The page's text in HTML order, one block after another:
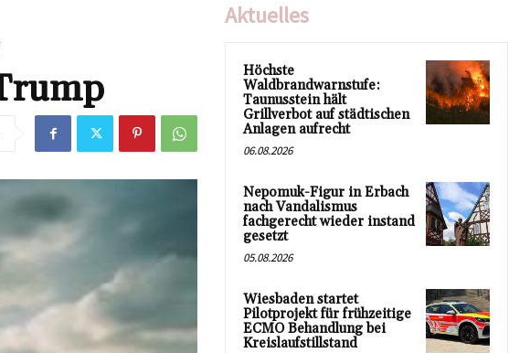
Aktuelles
Höchste
Waldbrandwarnstufe:
Taunusstein hält
Grillverbot auf städtischen
Anlagen aufrecht
06.08.2026
Nepomuk-Figur in Erbach
nach Vandalismus
fachgerecht wieder instand
gesetzt
05.08.2026
Wiesbaden startet
Pilotprojekt für frühzeitige
ECMO Behandlung bei
Kreislaufstillstand